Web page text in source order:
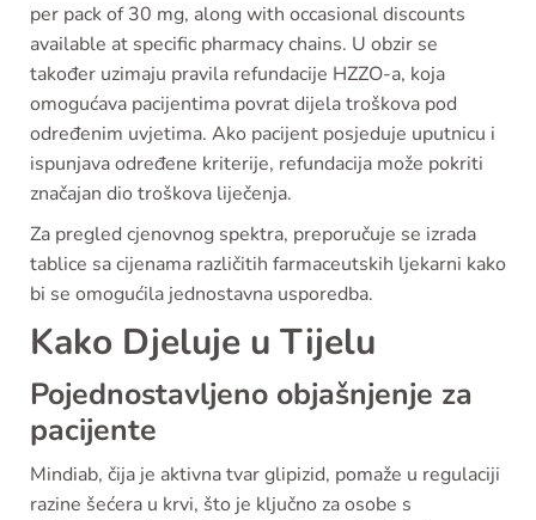
per pack of 30 mg, along with occasional discounts
available at specific pharmacy chains. U obzir se
također uzimaju pravila refundacije HZZO-a, koja
omogućava pacijentima povrat dijela troškova pod
određenim uvjetima. Ako pacijent posjeduje uputnicu i
ispunjava određene kriterije, refundacija može pokriti
značajan dio troškova liječenja.
Za pregled cjenovnog spektra, preporučuje se izrada
tablice sa cijenama različitih farmaceutskih ljekarni kako
bi se omogućila jednostavna usporedba.
Kako Djeluje u Tijelu
Pojednostavljeno objašnjenje za
pacijente
Mindiab, čija je aktivna tvar glipizid, pomaže u regulaciji
razine šećera u krvi, što je ključno za osobe s